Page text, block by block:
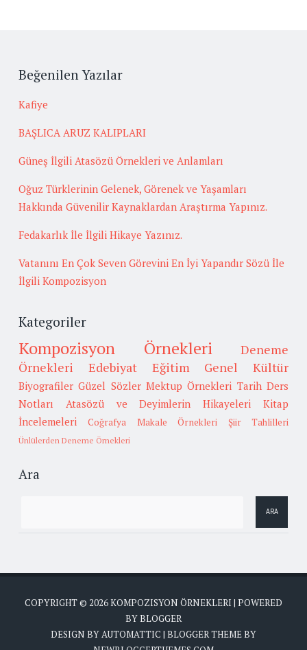
Beğenilen Yazılar
Kafiye
BAŞLICA ARUZ KALIPLARI
Güneş İlgili Atasözü Örnekleri ve Anlamları
Oğuz Türklerinin Gelenek, Görenek ve Yaşamları
Hakkında Güvenilir Kaynaklardan Araştırma Yapınız.
Fedakarlık İle İlgili Hikaye Yazınız.
Vatanını En Çok Seven Görevini En İyi Yapandır Sözü İle
İlgili Kompozisyon
Kategoriler
Kompozisyon Örnekleri
Deneme
Örnekleri
Edebiyat Eğitim Genel Kültür
Biyografiler Güzel Sözler Mektup Örnekleri Tarih Ders
Notları
Atasözü ve Deyimlerin Hikayeleri
Kitap
İncelemeleri
Coğrafya Makale Örnekleri Şiir Tahlilleri
Ünlülerden Deneme Örnekleri
Ara
COPYRIGHT © 2026KOMPOZISYON ÖRNEKLERI | POWERED
BYBLOGGER
DESIGN BYAUTOMATTIC | BLOGGER THEME BY